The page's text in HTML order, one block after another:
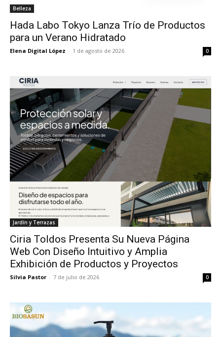
Belleza
Hada Labo Tokyo Lanza Trío de Productos
para un Verano Hidratado
Elena Digital López - 1 de agosto de 2026 0
Jardín y Terrazas
Ciria Toldos Presenta Su Nueva Página
Web Con Diseño Intuitivo y Amplia
Exhibición de Productos y Proyectos
Silvia Pastor - 7 de julio de 2026 0